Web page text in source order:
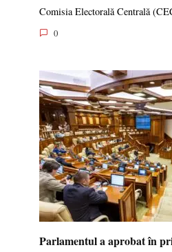
Comisia Electorală Centrală
0
Parlamentul a aprobat în